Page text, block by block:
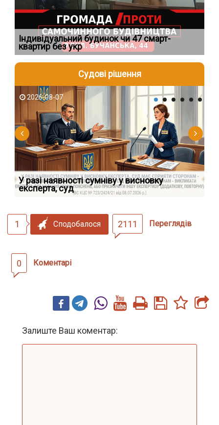
Індивідуальний будинок чи 47 смарт-
квартир без укр
Судові рішення
2026-08-07
У разі наявності сумніву у висновку
експерта, суд
1 Сподобалося 2111 Переглядів
0 Коментарі
Залиште Ваш коментар: